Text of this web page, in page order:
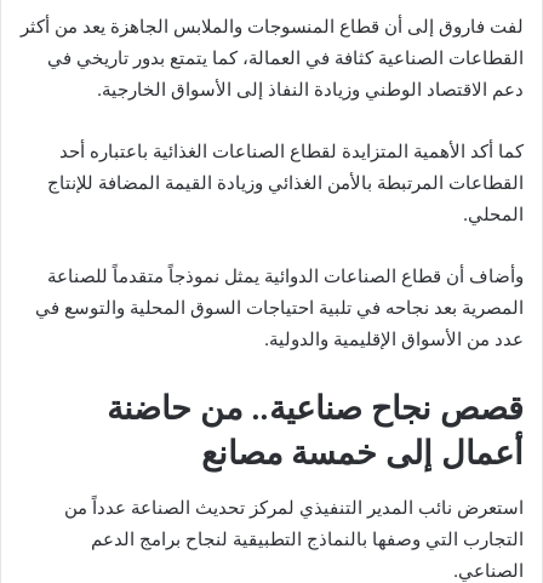
لفت فاروق إلى أن قطاع المنسوجات والملابس الجاهزة يعد من أكثر
القطاعات الصناعية كثافة في العمالة، كما يتمتع بدور تاريخي في
دعم الاقتصاد الوطني وزيادة النفاذ إلى الأسواق الخارجية.
كما أكد الأهمية المتزايدة لقطاع الصناعات الغذائية باعتباره أحد
القطاعات المرتبطة بالأمن الغذائي وزيادة القيمة المضافة للإنتاج
المحلي.
وأضاف أن قطاع الصناعات الدوائية يمثل نموذجاً متقدماً للصناعة
المصرية بعد نجاحه في تلبية احتياجات السوق المحلية والتوسع في
عدد من الأسواق الإقليمية والدولية.
قصص نجاح صناعية.. من حاضنة
أعمال إلى خمسة مصانع
استعرض نائب المدير التنفيذي لمركز تحديث الصناعة عدداً من
التجارب التي وصفها بالنماذج التطبيقية لنجاح برامج الدعم
الصناعي.